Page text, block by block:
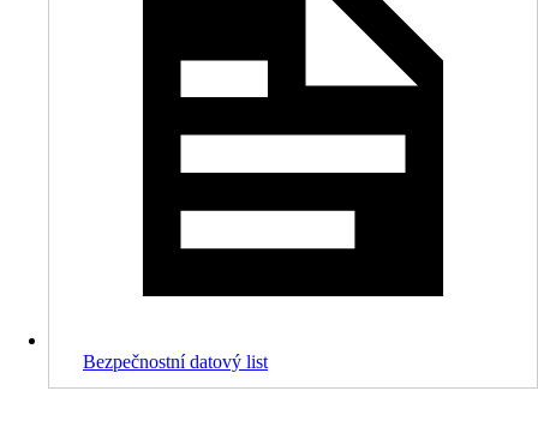
Bezpečnostní datový list